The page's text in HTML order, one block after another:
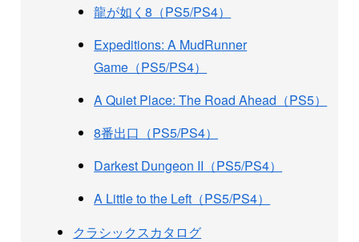
龍が如く8（PS5/PS4）
Expeditions: A MudRunner
Game（PS5/PS4）
A Quiet Place: The Road Ahead（PS5）
8番出口（PS5/PS4）
Darkest Dungeon II（PS5/PS4）
A Little to the Left（PS5/PS4）
クラシックスカタログ